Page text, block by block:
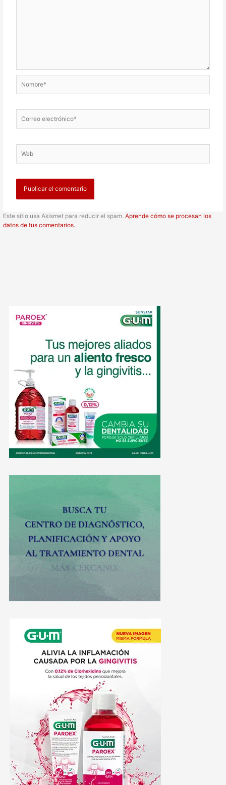
electrónico*
Este sitio usa Akismet para reducir el spam.Aprende cómo se procesan los
datos de tus comentarios.